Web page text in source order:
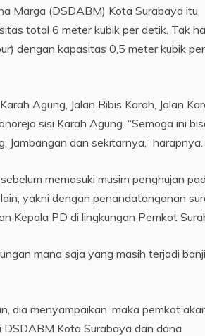
Marga (DSDABM) Kota Surabaya itu,
total 6 meter kubik per detik. Tak
dengan kapasitas 0,5 meter kubik per
Agung, Jalan Bibis Karah, Jalan
sisi Karah Agung. “Semoga ini
dan sekitarnya,” harapnya.
memasuki musim penghujan
yakni dengan penandatanganan
Kepala PD di lingkungan Pemkot
mana saja yang masih terjadi
dia menyampaikan, maka pemkot
Kota Surabaya dan dana